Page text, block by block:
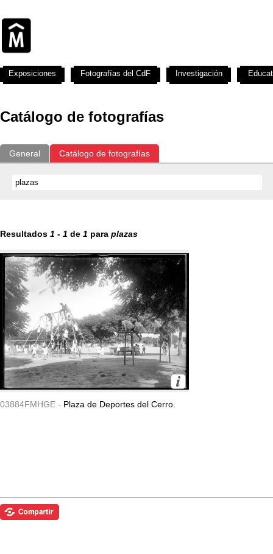
Catálogo de fotografías
General Catálogo de fotografías
Resultados 1 - 1 de 1 para plazas
03884FMHGE - Plaza de Deportes del Cerro.
Exposiciones Fotografías del CdF Investigación